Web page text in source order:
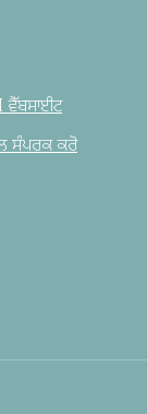
ਵੈੱਬਸਾਈਟ
ਸੰਪਰਕ ਕਰੋ